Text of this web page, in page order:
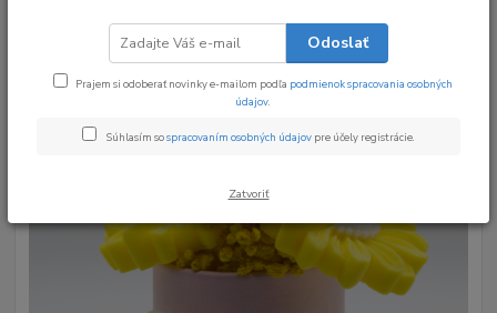
Odoslať
Prajem si odoberať novinky e-mailom podľa podmienok spracovania osobných
údajov
Súhlasím sospracovaním osobných údajov pre účely registrácie.
Zatvoriť